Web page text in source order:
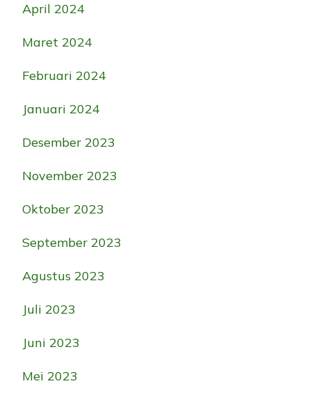
April 2024
Maret 2024
Februari 2024
Januari 2024
Desember 2023
November 2023
Oktober 2023
September 2023
Agustus 2023
Juli 2023
Juni 2023
Mei 2023